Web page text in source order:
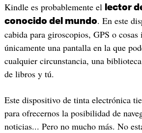
Kindle es probablemente el lector
conocido del mundo. En este
cabida para giroscopios, GPS o cosas
únicamente una pantalla en la que
cualquier circunstancia, una
de libros y tú.
Este dispositivo de tinta electrónica
para ofrecernos la posibilidad de
noticias... Pero no mucho más. No